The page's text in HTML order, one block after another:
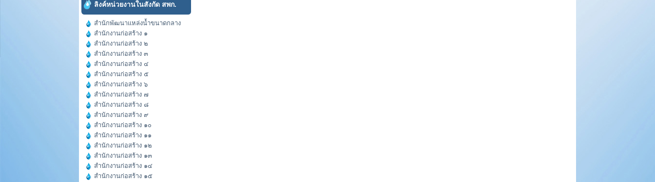
ลิงค์หน่วยงานในสังกัด สพก.
สำนักพัฒนาแหล่งน้ำขนาดกลาง
สำนักงานก่อสร้าง ๑
สำนักงานก่อสร้าง ๒
สำนักงานก่อสร้าง ๓
สำนักงานก่อสร้าง ๔
สำนักงานก่อสร้าง ๕
สำนักงานก่อสร้าง ๖
สำนักงานก่อสร้าง ๗
สำนักงานก่อสร้าง ๘
สำนักงานก่อสร้าง ๙
สำนักงานก่อสร้าง ๑๐
สำนักงานก่อสร้าง ๑๑
สำนักงานก่อสร้าง ๑๒
สำนักงานก่อสร้าง ๑๓
สำนักงานก่อสร้าง ๑๔
สำนักงานก่อสร้าง ๑๕